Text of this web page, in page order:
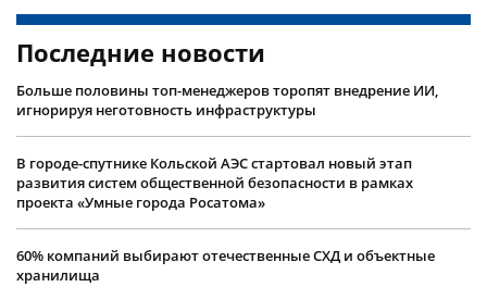
Последние новости
Больше половины топ-менеджеров торопят внедрение ИИ,
игнорируя неготовность инфраструктуры
В городе-спутнике Кольской АЭС стартовал новый этап
развития систем общественной безопасности в рамках
проекта «Умные города Росатома»
60% компаний выбирают отечественные СХД и объектные
хранилища